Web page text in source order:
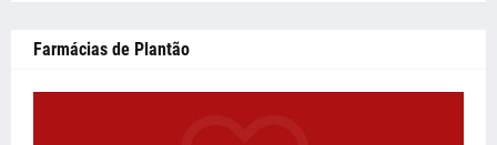
Farmácias de Plantão